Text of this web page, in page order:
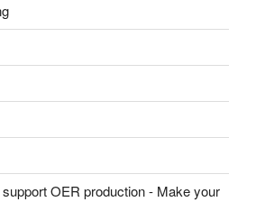
OER production - Make your